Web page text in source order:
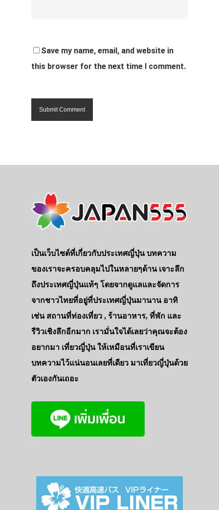
Save my name, email, and website in
this browser for the next time I comment.
เป็นเว็บไซต์ที่เกี่ยวกับประเทศญี่ปุ่น บทความ
ของเราจะครอบคลุมไปในหลายๆด้าน เจาะลึก
ถึงประเทศญี่ปุ่นแท้ๆ โดยจากดูแลและจัดการ
จากชาวไทยที่อยู่ที่ประเทศญี่ปุ่นมานาน อาทิ
เช่น สถานที่ท่องเที่ยว , ร้านอาหาร, ที่พัก และ
รีวิวเชิงลึกอีกมาก เรามั่นใจได้เลยว่าคุณจะต้อง
อยากมา เที่ยวญี่ปุ่น ให้เหมือนที่เราเขียน
บทความไว้แน่นอนเลยที่เดียว มาเที่ยวญี่ปุ่นด้วย
ตัวเองกันเถอะ